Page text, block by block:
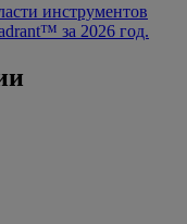
инструментов
за 2026 год.